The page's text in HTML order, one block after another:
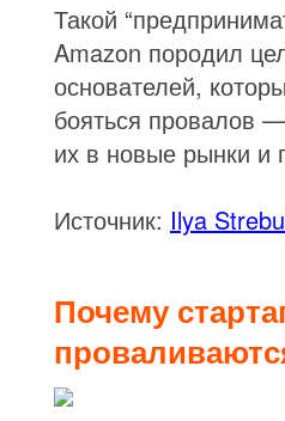
Такой
Amazon породил
основателей,
бояться провалов
их в новые рынки и
Источник: Ilya
Почему